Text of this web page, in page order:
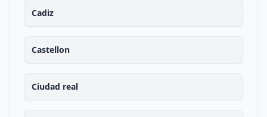
Cadiz
Castellon
Ciudad real